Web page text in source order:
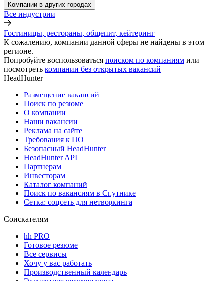
Компании в других городах
Все индустрии
Гостиницы, рестораны, общепит, кейтеринг
К сожалению, компании данной сферы не найдены в этом
регионе.
Попробуйте воспользоваться поиском по компаниям или
посмотреть компании без открытых вакансий
HeadHunter
Размещение вакансий
Поиск по резюме
О компании
Наши вакансии
Реклама на сайте
Требования к ПО
Безопасный HeadHunter
HeadHunter API
Партнерам
Инвесторам
Каталог компаний
Поиск по вакансиям в Спутнике
Сетка: соцсеть для нетворкинга
Соискателям
hh PRO
Готовое резюме
Все сервисы
Хочу у вас работать
Производственный календарь